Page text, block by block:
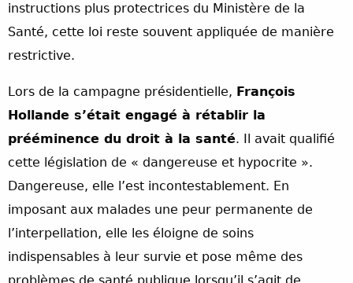
instructions plus protectrices du Ministère de la
Santé, cette loi reste souvent appliquée de manière
restrictive.
Lors de la campagne présidentielle, François
Hollande s’était engagé à rétablir la
prééminence du droit à la santé. Il avait qualifié
cette législation de « dangereuse et hypocrite ».
Dangereuse, elle l’est incontestablement. En
imposant aux malades une peur permanente de
l’interpellation, elle les éloigne de soins
indispensables à leur survie et pose même des